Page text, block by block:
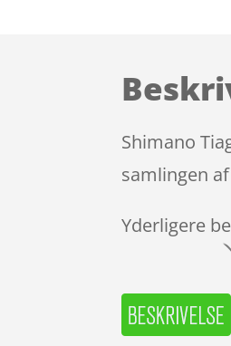
Shimano
samlingen
Yderligere